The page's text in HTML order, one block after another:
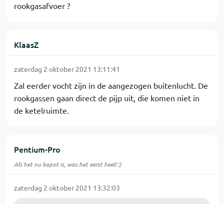
rookgasafvoer ?
KlaasZ
zaterdag 2 oktober 2021 13:11:41
Zal eerder vocht zijn in de aangezogen buitenlucht. De
rookgassen gaan direct de pijp uit, die komen niet in
de ketelruimte.
Pentium-Pro
Als het nu kapot is, was het eerst heel! :)
zaterdag 2 oktober 2021 13:32:03